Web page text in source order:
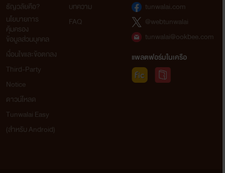
ธัญวลัยคือ?
นโยบายการ
คุ้มครอง
ข้อมูลส่วนบุคคล
เงื่อนไขและข้อตกลง
Third-Party
Notice
ดาวน์โหลด
Tunwalai Easy
(สำหรับ Android)
บทความ
FAQ
tunwalai.com
@webtunwalai
tunwalai@ookbee.com
แพลตฟอร์มในเครือ